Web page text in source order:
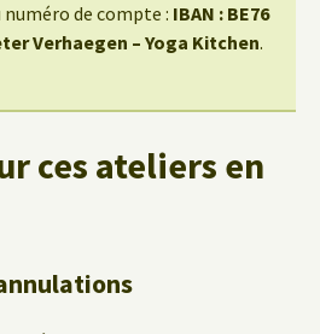
de compte : IBAN : BE76
Verhaegen – Yoga Kitchen.
ces ateliers en